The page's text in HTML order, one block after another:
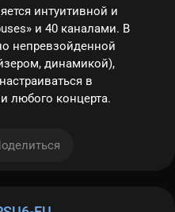
интуитивной и
и 40 каналами. В
непревзойденной
динамикой),
в
любого концерта.